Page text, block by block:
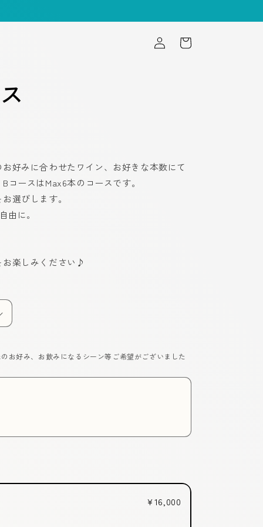
ロ
グ
イ
ー
好みに合わせたワイン、お好きな本数にて
ースはMax6本のコースです。
選びします。
由に。
お楽しみください♪
お好み、お飲みになるシーン等ご希望がございました
¥16,000